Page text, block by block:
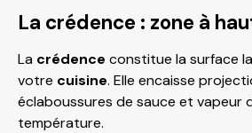
La crédence : zone à
La crédence constitue la surface
votre cuisine. Elle encaisse
éclaboussures de sauce et vapeur
température.